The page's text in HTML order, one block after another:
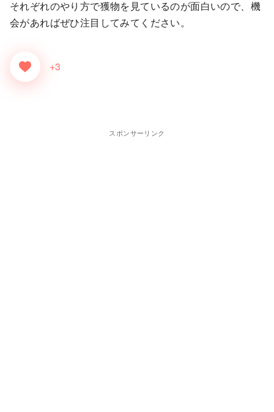
それぞれのやり方で獲物を見ているのが面白いので、機
会があればぜひ注目してみてください。
+3
スポンサーリンク